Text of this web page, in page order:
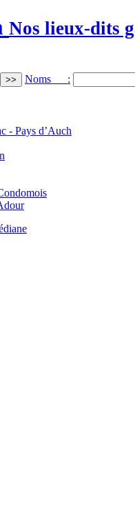
Nos lieux-dits
Noms :
- Pays d’Auch